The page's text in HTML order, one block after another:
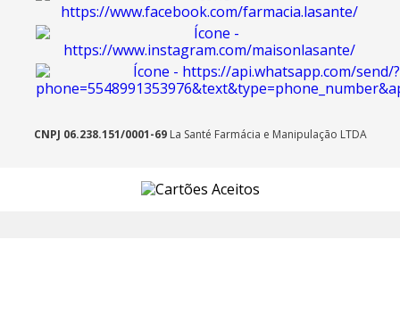
CNPJ 06.238.151/0001-69La Santé Farmácia e Manipulação LTDA